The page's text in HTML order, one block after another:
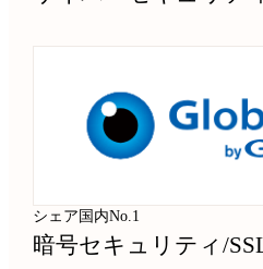
シェア国内No.1
暗号セキュリティ/